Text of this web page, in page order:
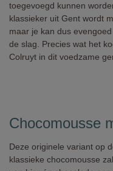
toegevoegd kunnen
klassieker uit Gent wordt
maar je kan dus
de slag. Precies wat het
Colruyt in dit voedzame
Chocomousse
Deze originele variant op
klassieke chocomousse